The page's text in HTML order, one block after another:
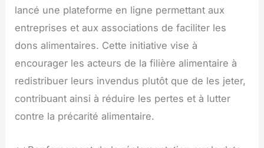
lancé une plateforme en ligne permettant aux
entreprises et aux associations de faciliter les
dons alimentaires. Cette initiative vise à
encourager les acteurs de la filière alimentaire à
redistribuer leurs invendus plutôt que de les jeter,
contribuant ainsi à réduire les pertes et à lutter
contre la précarité alimentaire.